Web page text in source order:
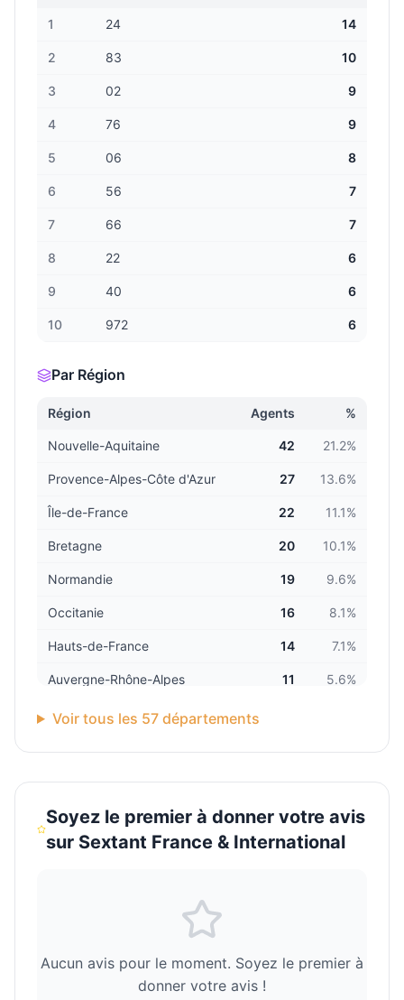
1 24 14
2 83 10
3 02 9
4 76 9
5 06 8
6 56 7
7 66 7
8 22 6
9 40 6
10 972 6
Par Région
Région Agents %
Nouvelle-Aquitaine 42 21.2%
Provence-Alpes-Côte d'Azur 27 13.6%
Île-de-France 22 11.1%
Bretagne 20 10.1%
Normandie 19 9.6%
Occitanie 16 8.1%
Hauts-de-France 14 7.1%
Auvergne-Rhône-Alpes 11 5.6%
Grand Est
DOM-TOM 6 3.0%
Pays de la Loire 3 1.5%
Bourgogne-Franche-Comté 2 1.0
Voir tous les 57départements
Soyez le premier à donner votre avis
sur Sextant France & International
Aucun avis pour le moment. Soyez le premier à
donner votre avis !